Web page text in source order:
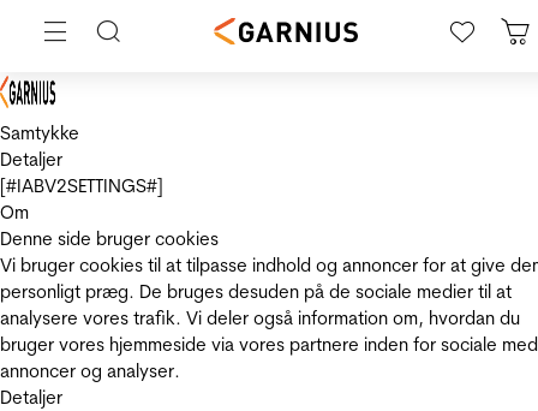
Samtykke
Detaljer
[#IABV2SETTINGS#]
Om
Denne side bruger cookies
Vi bruger cookies til at tilpasse indhold og annoncer for at give
personligt præg. De bruges desuden på de sociale medier til at
analysere vores trafik. Vi deler også information om, hvordan du
bruger vores hjemmeside via vores partnere inden for sociale
annoncer og analyser.
Detaljer